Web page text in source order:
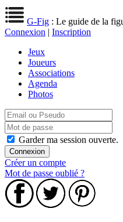
G-Fig : Le guide de la
Connexion | Inscription
Jeux
Joueurs
Associations
Agenda
Photos
Garder ma session ouverte.
Créer un compte
Mot de passe oublié ?